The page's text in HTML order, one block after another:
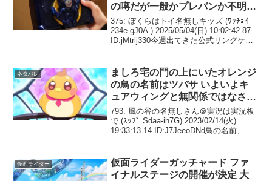
の噂だが一般かプレバンか不明
リングの収納数は６枠しかないよ
うだが残りの空きスペースは何に
使う所だろう？
375: ぼくらはトイ名無しキッズ (ﾜｯﾁｮｲ
234e-gJ0A ) 2025/05/04(日) 10:02:42.87
ID:jMtrij330今週出てきた公式リングケー
ネタバレ
ましろ宅の門の上にいたオレンジ
の鳥の名前はツバサ いよいよキ
ュアウィングと無関係ではなさそ
うだが もしや変身前はずっとこ
の状態だろうか 人間の少年の姿
にはなるのか？
793: 風の谷の名無しさん＠実況は実況板
で (ｽｯﾌﾟ Sdaa-ih7G) 2023/02/14(火)
19:33:13.14 ID:J7JeeoDNd鳥の名前、
仮面ライダー
仮面ライダーガッチャード ファ
イナルステージの開催が決定 大